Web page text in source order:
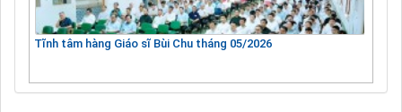
Tĩnh tâm hàng Giáo sĩ Bùi Chu tháng 05/2026